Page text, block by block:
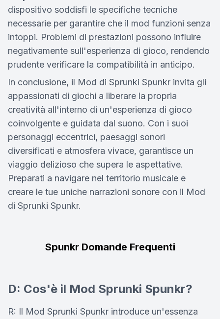
dispositivo soddisfi le specifiche tecniche
necessarie per garantire che il mod funzioni senza
intoppi. Problemi di prestazioni possono influire
negativamente sull'esperienza di gioco, rendendo
prudente verificare la compatibilità in anticipo.
In conclusione, il Mod di Sprunki Spunkr invita gli
appassionati di giochi a liberare la propria
creatività all'interno di un'esperienza di gioco
coinvolgente e guidata dal suono. Con i suoi
personaggi eccentrici, paesaggi sonori
diversificati e atmosfera vivace, garantisce un
viaggio delizioso che supera le aspettative.
Preparati a navigare nel territorio musicale e
creare le tue uniche narrazioni sonore con il Mod
di Sprunki Spunkr.
Spunkr Domande Frequenti
D: Cos'è il Mod Sprunki Spunkr?
R: Il Mod Sprunki Spunkr introduce un'essenza